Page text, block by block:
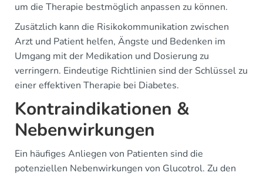
um die Therapie bestmöglich anpassen zu können.
Zusätzlich kann die Risikokommunikation zwischen
Arzt und Patient helfen, Ängste und Bedenken im
Umgang mit der Medikation und Dosierung zu
verringern. Eindeutige Richtlinien sind der Schlüssel zu
einer effektiven Therapie bei Diabetes.
Kontraindikationen &
Nebenwirkungen
Ein häufiges Anliegen von Patienten sind die
potenziellen Nebenwirkungen von Glucotrol. Zu den